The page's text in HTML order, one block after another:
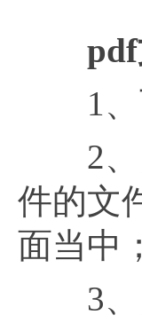
1、下
2、点
件的文
面当中
3、点